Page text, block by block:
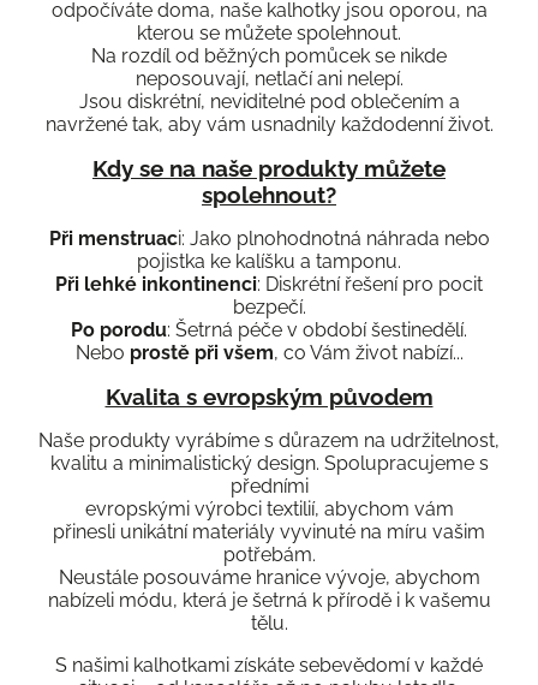
odpočíváte doma, naše kalhotky jsou oporou, na
kterou se můžete spolehnout.
Na rozdíl od běžných pomůcek se nikde
neposouvají, netlačí ani nelepí.
Jsou diskrétní, neviditelné pod oblečením a
navržené tak, aby vám usnadnily každodenní život.
Kdy se na naše produkty můžete
spolehnout?
Při menstruaci: Jako plnohodnotná náhrada nebo
pojistka ke kalíšku a tamponu.
Při lehké inkontinenci: Diskrétní řešení pro pocit
bezpečí.
Po porodu: Šetrná péče v období šestinedělí.
Nebo prostě při všem, co Vám život nabízí...
Kvalita s evropským původem
Naše produkty vyrábíme s důrazem na udržitelnost,
kvalitu a minimalistický design. Spolupracujeme s
předními
evropskými výrobci textilií, abychom vám
přinesli unikátní materiály vyvinuté na míru vašim
potřebám.
Neustále posouváme hranice vývoje, abychom
nabízeli módu, která je šetrná k přírodě i k vašemu
tělu.
S našimi kalhotkami získáte sebevědomí v každé